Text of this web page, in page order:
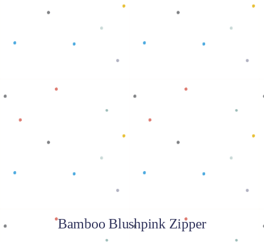
Baca selengkapnya
Bamboo Blushpink Zipper